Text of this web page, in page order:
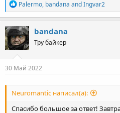
R
e
a
c
t
i
o
n
s
Palermo, bandana andIngvar2
bandana
Тру байкер
30 Май 2022
Neuromantic написал(а):
Спасибо большое за ответ!